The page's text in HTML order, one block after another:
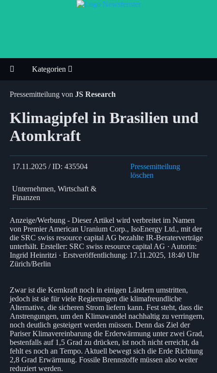
Kategorien
Pressemitteilung von JS Research
Klimagipfel in Brasilien und
Atomkraft
17.11.2025 / ID: 435504
Pressemitteilung
löschen
Unternehmen, Wirtschaft &
Finanzen
Anzeige/Werbung - Dieser Artikel wird verbreitet im Namen
von Premier American Uranium Corp., IsoEnergy Ltd., mit der
die SRC swiss resource capital AG bezahlte IR-Beraterverträge
unterhält. Ersteller: SRC swiss resource capital AG · Autorin:
Ingrid Heinritzi · Erstveröffentlichung: 17.11.2025, 18:40 Uhr
Zürich/Berlin
Zwar ist die Kernkraft noch in einigen Ländern umstritten,
jedoch ist sie für viele Regierungen die klimafreundliche
Alternative, die sicheren Strom liefern kann. Fest steht, dass die
Anstrengungen, um den Klimawandel nachhaltig zu verringern,
noch deutlich gesteigert werden müssen. Denn das Ziel der
Pariser Klimavereinbarung die Erderwärmung unter zwei Grad,
bestenfalls auf 1,5 Grad zu drücken, ist noch nicht erreicht, da
fehlt es noch an Tempo. Aktuell bewegt sich die Erde Richtung
2,8 Grad Erwärmung. Fossile Brennstoffe müssen also weiter
reduziert werden.